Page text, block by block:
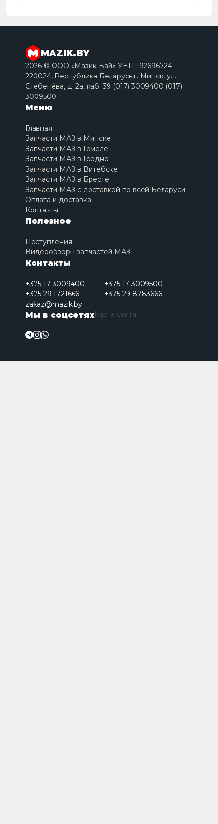
MAZIK.BY
2026 © ООО «Мазик Бай» УНП 192696724
220024, Республика Беларусь,г. Минск, ул.
Стебенёва, д. 2a, каб. 39 (017) 3009400 (017)
3009500
Меню
Главная
Запчасти МАЗ в Минске
Запчасти МАЗ в Гомеле
Запчасти МАЗ в Гродно
Запчасти МАЗ в Витебске
Запчасти МАЗ в Бресте
Запчасти МАЗ с доставкой по всей Беларуси
Оплата и доставка
Контакты
Полезное
Поступления
Видеообзоры запчастей МАЗ
Контакты
+375 17 3009400
+375 17 3009500
+375 29 1721666
+375 29 8783666
zakaz@mazik.by
Мы в соцсетяхКарта сайта